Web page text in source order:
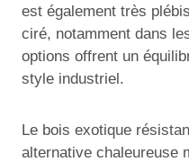
est également très
ciré, notamment dans
options offrent un
style industriel.
Le bois exotique
alternative chaleureuse